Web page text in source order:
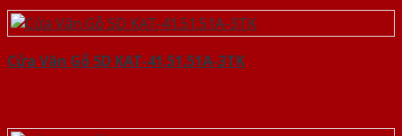
Cửa Vân Gỗ 5D KAT-41.51.51A-3TK